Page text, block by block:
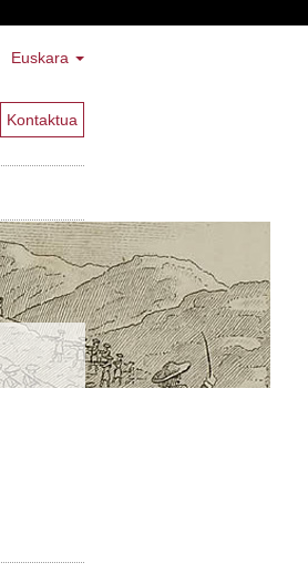
Euskara
Kontaktua